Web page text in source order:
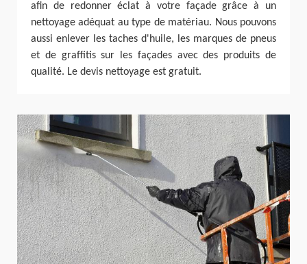
afin de redonner éclat à votre façade grâce à un
nettoyage adéquat au type de matériau. Nous pouvons
aussi enlever les taches d'huile, les marques de pneus
et de graffitis sur les façades avec des produits de
qualité. Le devis nettoyage est gratuit.